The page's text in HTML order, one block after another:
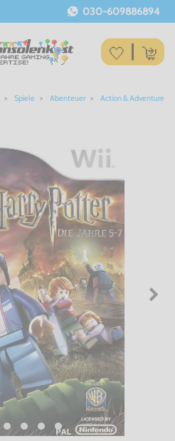
030-609886894
Spiele Abenteuer Action & Adventure